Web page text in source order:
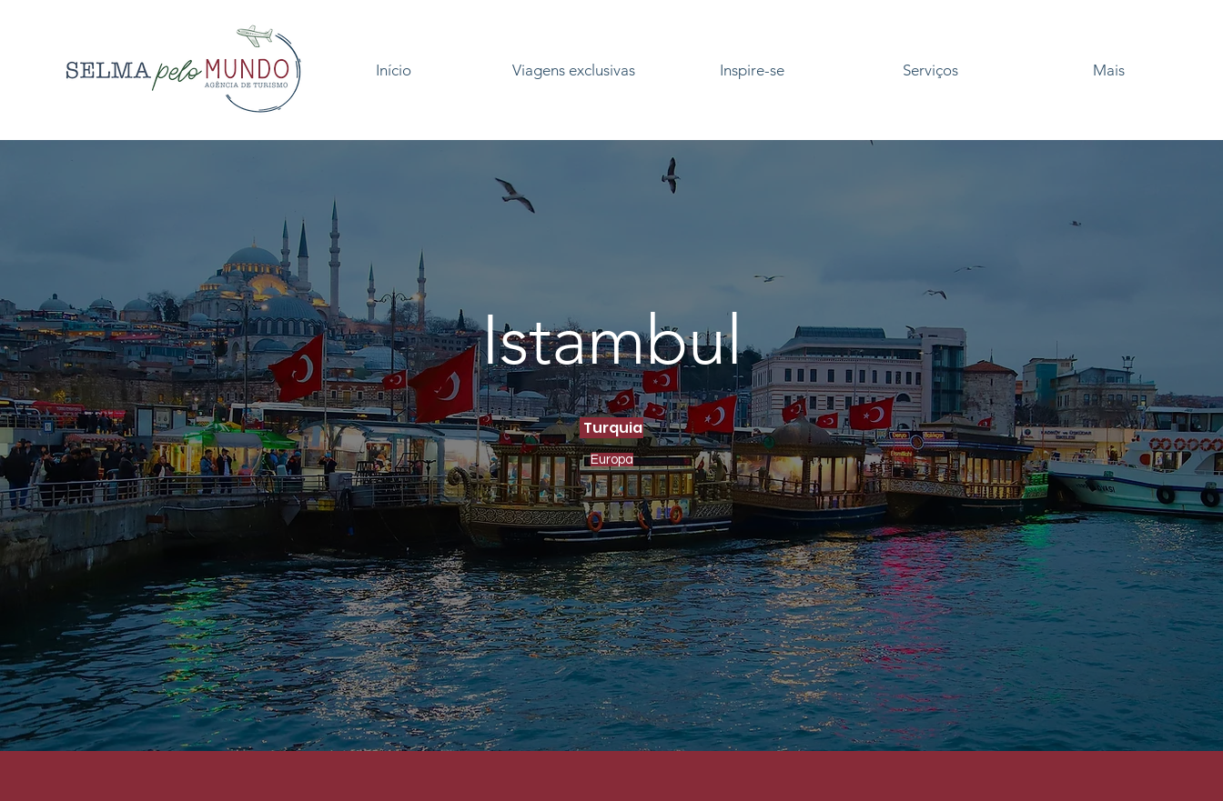
Início Viagens exclusivas Inspire-se Serviços Mais
Istambul
Turquia
Europa